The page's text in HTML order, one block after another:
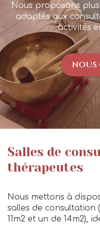
Nous proposons
adaptés aux
activités
NOUS
Salles de
thérapeutes
Nous mettons à
salles de consultation
11m2 et un de 14m2),